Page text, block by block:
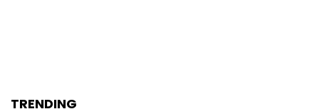
TRENDING